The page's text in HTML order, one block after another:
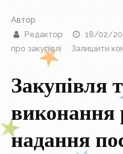
Автор
Редактор
18/02/
про закупівлі
Залишити
Закупівля
виконання
надання